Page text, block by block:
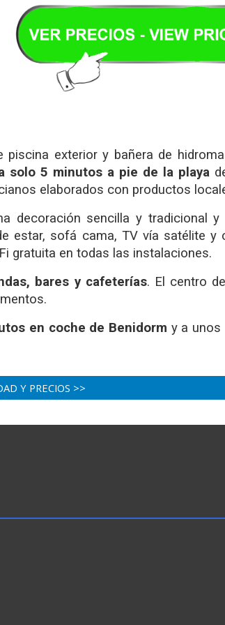
piscina exterior y bañera de
solo 5 minutos a pie de la playa
elaborados con productos
decoración sencilla y tradicional y
estar, sofá cama, TV vía satélite y
gratuita en todas las instalaciones.
bares y cafeterías. El centro
en coche de Benidorm y a unos
Y PRECIOS >>